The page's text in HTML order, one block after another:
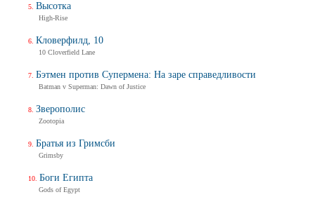
Высотка
High-Rise
Кловерфилд, 10
10 Cloverfield Lane
Бэтмен против Супермена: На заре справедливости
Batman v Superman: Dawn of Justice
Зверополис
Zootopia
Братья из Гримсби
Grimsby
Боги Египта
Gods of Egypt